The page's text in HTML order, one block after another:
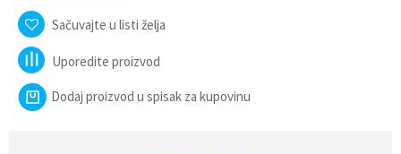
Sačuvajte u listi želja
Uporedite proizvod
Dodaj proizvod u spisak za kupovinu